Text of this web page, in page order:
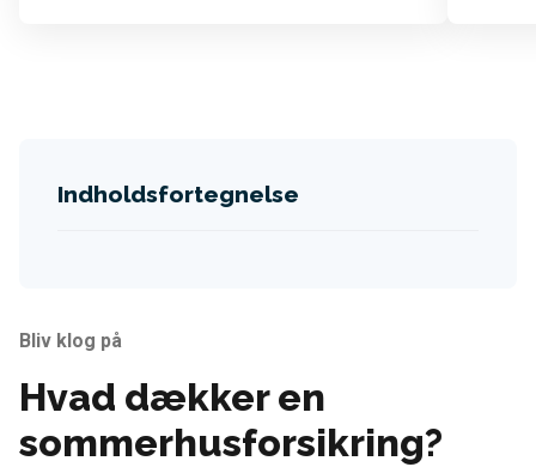
Bliv klog på
Hvad dækker en
sommerhusforsikring?
Indholdsfortegnelse